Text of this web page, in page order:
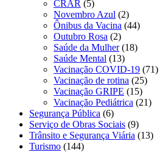
CRAR (5)
Novembro Azul (2)
Ônibus da Vacina (44)
Outubro Rosa (2)
Saúde da Mulher(18)
Saúde Mental (13)
Vacinação COVID-19 (71)
Vacinação de rotina (25)
Vacinação GRIPE (15)
Vacinação Pediátrica (21)
Segurança Pública (6)
Serviço de Obras Sociais (9)
Trânsito e Segurança Viária (13)
Turismo (144)